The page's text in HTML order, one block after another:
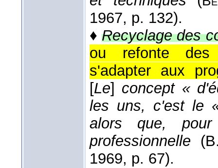
1967, p. 132).
♦Recyclage des
ou refonte des
s'adapter aux
[Le] concept «
les uns, c'est le
alors que,
professionnelle (
1969, p. 67).